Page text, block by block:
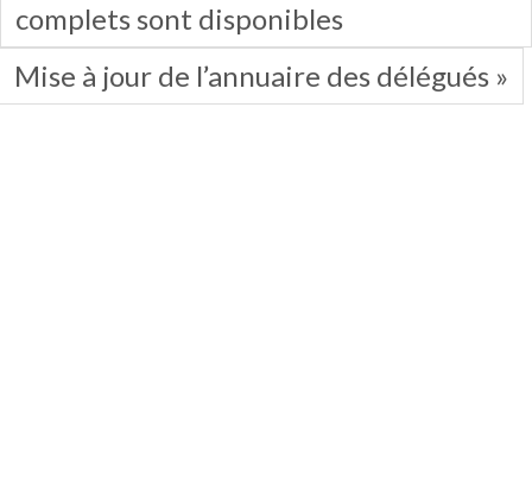
complets sont disponibles
Mise à jour de l’annuaire des délégués »